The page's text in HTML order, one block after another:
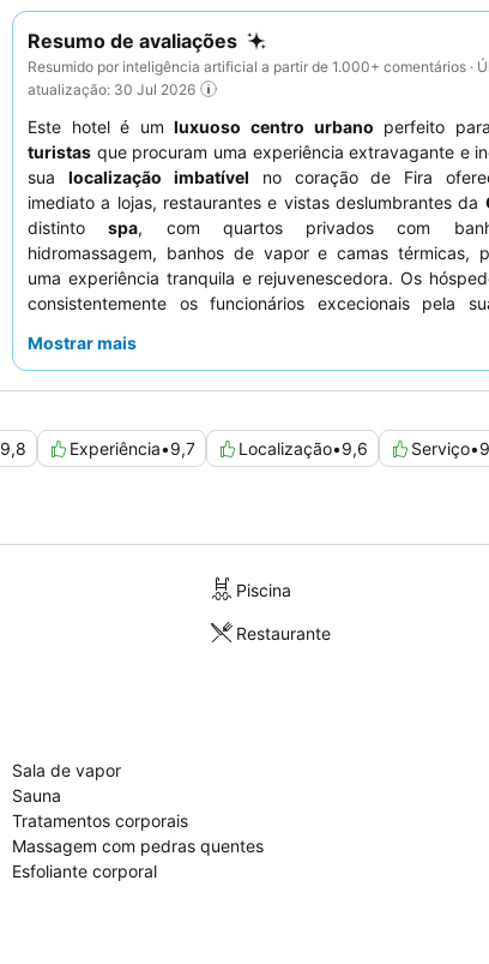
Resumo de avaliações
Resumido por inteligência artificial a partir de 1.000+ comentários ·
atualização: 30 Jul 2026
Este hotel é umluxuoso centro urbano perfeito
turistas que procuram uma experiência extravagante e
sua localização imbatível no coração de Fira
imediato a lojas, restaurantes e vistas deslumbrantes da
distintospa, com quartos privados com
hidromassagem, banhos de vapor e camas térmicas,
uma experiência tranquila e rejuvenescedora. Os
consistentemente os funcionários excecionais pela
buffet de pequeno-almoço
Mostrar mais
9,8 Experiência•9,7 Localização•9,6 Serviço•
Piscina
Restaurante
Sala de vapor
Sauna
Tratamentos corporais
Massagem com pedras quentes
Esfoliante corporal